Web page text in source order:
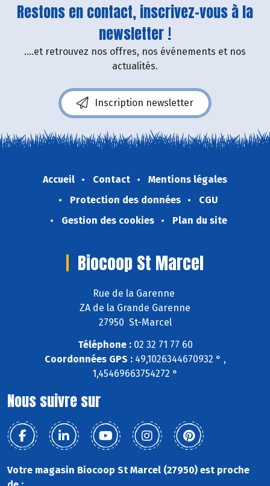
Restons en contact, inscrivez-vous à la
newsletter !
....et retrouvez nos offres, nos événements et nos
actualités.
Inscription newsletter
Accueil Contact
Mentions légales
Protection des données
CGU
Gestion des cookies
Plan du site
Biocoop St Marcel
Rue de la Garenne
ZA de la Grande Garenne
27950 St-Marcel
Téléphone :02 32 71 77 60
Coordonnées GPS :49,1026344670932 ° ,
1,45469663754272 °
Nous suivre sur
Votre magasin Biocoop St Marcel (27950) est proche